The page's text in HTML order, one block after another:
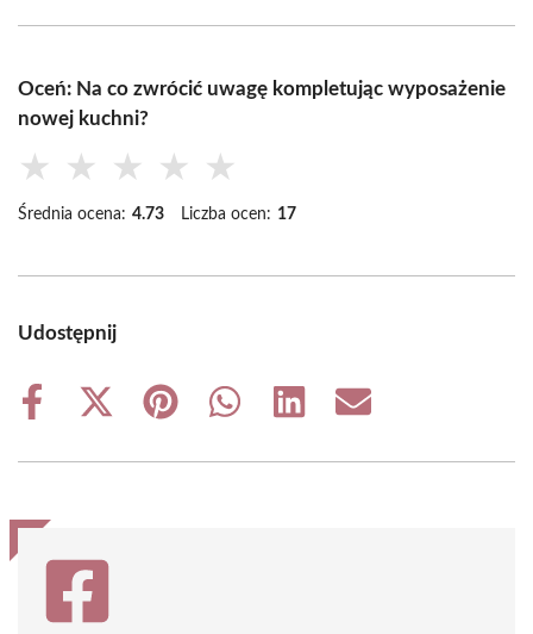
Oceń: Na co zwrócić uwagę kompletując wyposażenie
nowej kuchni?
★ ★ ★ ★ ★
Średnia ocena: 4.73 Liczba ocen: 17
Udostępnij
Share
Share
(Twitter)
Share
Share
Share
Share